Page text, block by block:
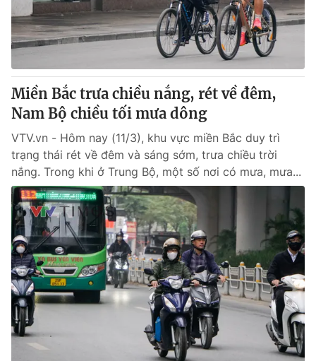
Miền Bắc trưa chiều nắng, rét về đêm,
Nam Bộ chiều tối mưa dông
VTV.vn - Hôm nay (11/3), khu vực miền Bắc duy trì
trạng thái rét về đêm và sáng sớm, trưa chiều trời
nắng. Trong khi ở Trung Bộ, một số nơi có mưa, mưa...